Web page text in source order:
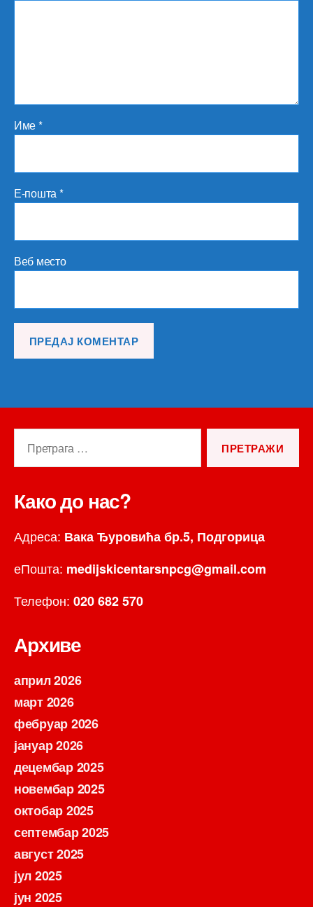
Име*
Е-пошта*
Веб место
Како до нас?
Адреса: Вака Ђуровића бр.5, Подгорица
еПошта: medijskicentarsnpcg@gmail.com
Телефон: 020 682 570
Архиве
април 2026
март 2026
фебруар 2026
јануар 2026
децембар 2025
новембар 2025
октобар 2025
септембар 2025
август 2025
јул 2025
јун 2025